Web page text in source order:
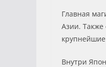
Главная
Азии.
крупнейшие
Внутри